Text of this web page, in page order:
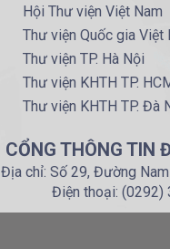
Hội Thư viện Việt Nam
Thư viện Quốc gia Việt
Thư viện TP. Hà Nội
Thư viện KHTH TP.
Thư viện KHTH TP. Đà
CỔNG THÔNG TIN
Địa chỉ: Số 29, Đường
Điện thoại: (0292)